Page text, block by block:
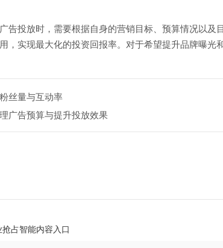
告投放时，需要根据自身的营销目标、预算情况以
，实现最大化的投资回报率。对于希望提升品牌曝光
丝量与互动率
广告预算与提升投放效果
占智能内容入口